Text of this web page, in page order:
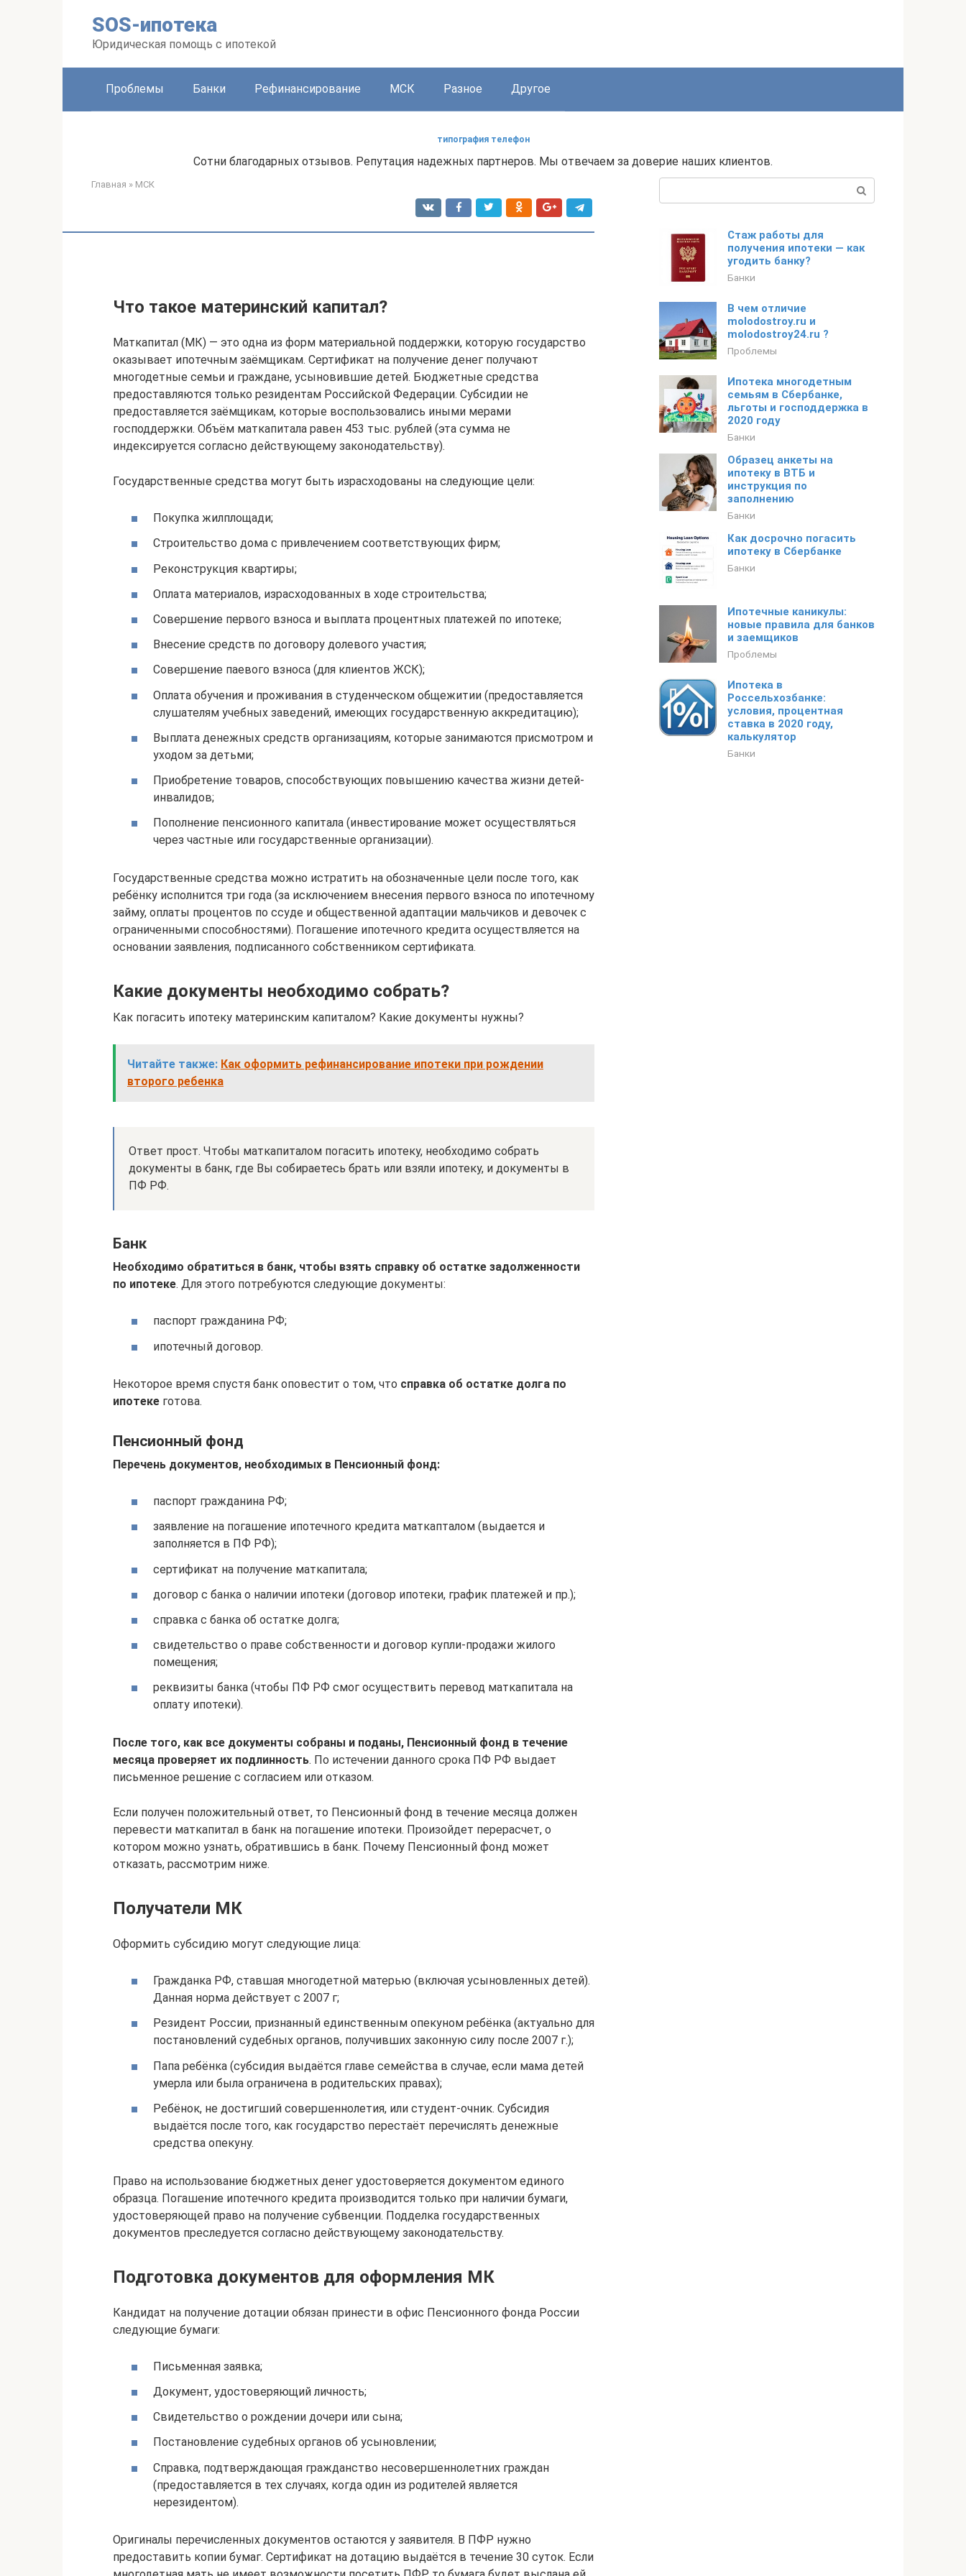
SOS-ипотека
Юридическая помощь с ипотекой
Проблемы Банки Рефинансирование МСК Разное Другое
типография телефон
Сотни благодарных отзывов. Репутация надежных партнеров. Мы отвечаем за доверие наших клиентов.
Главная » МСК
Что такое материнский капитал?
Маткапитал (МК) — это одна из форм материальной поддержки, которую государство
оказывает ипотечным заёмщикам. Сертификат на получение денег получают
многодетные семьи и граждане, усыновившие детей. Бюджетные средства
предоставляются только резидентам Российской Федерации. Субсидии не
предоставляется заёмщикам, которые воспользовались иными мерами
господдержки. Объём маткапитала равен 453 тыс. рублей (эта сумма не
индексируется согласно действующему законодательству).
Государственные средства могут быть израсходованы на следующие цели:
Покупка жилплощади;
Строительство дома c привлечением соответствующих фирм;
Реконструкция квартиры;
Оплата материалов, израсходованных в ходе строительства;
Совершение первого взноса и выплата процентных платежей по ипотеке;
Внесение средств по договору долевого участия;
Совершение паевого взноса (для клиентов ЖСК);
Оплата обучения и проживания в студенческом общежитии (предоставляется
слушателям учебных заведений, имеющих государственную аккредитацию);
Выплата денежных средств организациям, которые занимаются присмотром и
уходом за детьми;
Приобретение товаров, способствующих повышению качества жизни детей-
инвалидов;
Пополнение пенсионного капитала (инвестирование может осуществляться
через частные или государственные организации).
Государственные средства можно истратить на обозначенные цели после того, как
ребёнку исполнится три года (за исключением внесения первого взноса по ипотечному
займу, оплаты процентов по ссуде и общественной адаптации мальчиков и девочек с
ограниченными способностями). Погашение ипотечного кредита осуществляется на
основании заявления, подписанного собственником сертификата.
Какие документы необходимо собрать?
Как погасить ипотеку материнским капиталом? Какие документы нужны?
Читайте также: Как оформить рефинансирование ипотеки при рождении
второго ребенка
Ответ прост. Чтобы маткапиталом погасить ипотеку, необходимо собрать
документы в банк, где Вы собираетесь брать или взяли ипотеку, и документы в
ПФ РФ.
Банк
Необходимо обратиться в банк, чтобы взять справку об остатке задолженности
по ипотеке. Для этого потребуются следующие документы:
паспорт гражданина РФ;
ипотечный договор.
Некоторое время спустя банк оповестит о том, что справка об остатке долга по
ипотеке готова.
Пенсионный фонд
Перечень документов, необходимых в Пенсионный фонд:
паспорт гражданина РФ;
заявление на погашение ипотечного кредита маткапталом (выдается и
заполняется в ПФ РФ);
сертификат на получение маткапитала;
договор с банка о наличии ипотеки (договор ипотеки, график платежей и пр.);
справка с банка об остатке долга;
свидетельство о праве собственности и договор купли-продажи жилого
помещения;
реквизиты банка (чтобы ПФ РФ смог осуществить перевод маткапитала на
оплату ипотеки).
После того, как все документы собраны и поданы, Пенсионный фонд в течение
месяца проверяет их подлинность. По истечении данного срока ПФ РФ выдает
письменное решение с согласием или отказом.
Если получен положительный ответ, то Пенсионный фонд в течение месяца должен
перевести маткапитал в банк на погашение ипотеки. Произойдет перерасчет, о
котором можно узнать, обратившись в банк. Почему Пенсионный фонд может
отказать, рассмотрим ниже.
Получатели МК
Оформить субсидию могут следующие лица:
Гражданка РФ, ставшая многодетной матерью (включая усыновленных детей).
Данная норма действует с 2007 г;
Резидент России, признанный единственным опекуном ребёнка (актуально для
постановлений судебных органов, получивших законную силу после 2007 г.);
Папа ребёнка (субсидия выдаётся главе семейства в случае, если мама детей
умерла или была ограничена в родительских правах);
Ребёнок, не достигший совершеннолетия, или студент-очник. Субсидия
выдаётся после того, как государство перестаёт перечислять денежные
средства опекуну.
Право на использование бюджетных денег удостоверяется документом единого
образца. Погашение ипотечного кредита производится только при наличии бумаги,
удостоверяющей право на получение субвенции. Подделка государственных
документов преследуется согласно действующему законодательству.
Подготовка документов для оформления МК
Кандидат на получение дотации обязан принести в офис Пенсионного фонда России
следующие бумаги:
Письменная заявка;
Документ, удостоверяющий личность;
Свидетельство о рождении дочери или сына;
Постановление судебных органов об усыновлении;
Справка, подтверждающая гражданство несовершеннолетних граждан
(предоставляется в тех случаях, когда один из родителей является
нерезидентом).
Оригиналы перечисленных документов остаются у заявителя. В ПФР нужно
предоставить копии бумаг. Сертификат на дотацию выдаётся в течение 30 суток. Если
Стаж работы для
получения ипотеки — как
угодить банку?
Банки
В чем отличие
molodostroy.ru и
molodostroy24.ru ?
Проблемы
Ипотека многодетным
семьям в Сбербанке,
льготы и господдержка в
2020 году
Банки
Образец анкеты на
ипотеку в ВТБ и
инструкция по
заполнению
Банки
Как досрочно погасить
ипотеку в Сбербанке
Банки
Ипотечные каникулы:
новые правила для банков
и заемщиков
Проблемы
Ипотека в
Россельхозбанке:
условия, процентная
ставка в 2020 году,
калькулятор
Банки